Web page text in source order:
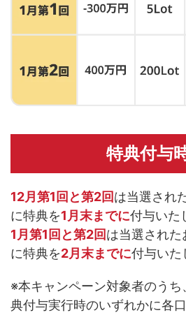
特典付与
12月第1回と第2回は当選され
に特典を1月末までに付与いた
1月第1回と第2回は当選され
に特典を2月末までに付与いた
※本キャンペーン対象者のう
典付与実行時のいずれかに各